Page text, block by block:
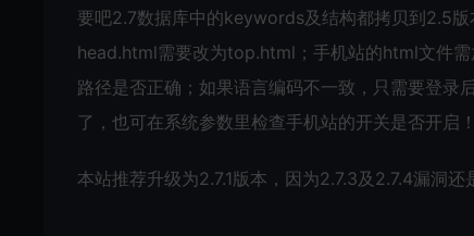
要吧2.7数据库中的keywords及结构都拷贝到2.5
head.html需要改为top.html；手机站的html文件
路径是否正确；如果语言编码不一致，只需要登
了，也可在系统参数里检查手机站的开关是否开启！
本站推荐升级为2.7.1版本，因为2.7.3及2.7.4漏洞还